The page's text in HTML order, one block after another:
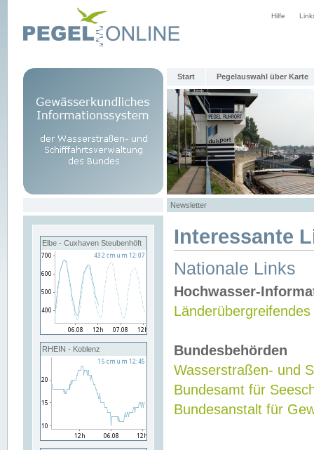
Hilfe
Start Pegelauswahl über Karte
Newsletter
Elbe - Cuxhaven Steubenhöft
RHEIN - Koblenz
Interessante
Nationale Links
Hochwasser-
Bundesbehörden
Wasserstraßen- und
Bundesamt für
Bundesanstalt für